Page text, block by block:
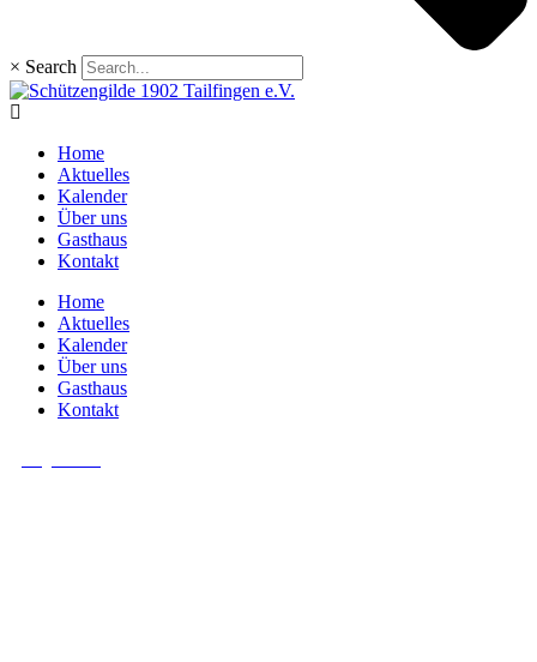
× Search
Home
Aktuelles
Kalender
Über uns
Gasthaus
Kontakt
Home
Aktuelles
Kalender
Über uns
Gasthaus
Kontakt